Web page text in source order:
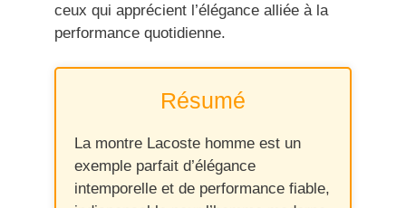
ceux qui apprécient l’élégance alliée à la
performance quotidienne.
Résumé
La montre Lacoste homme est un
exemple parfait d’élégance
intemporelle et de performance fiable,